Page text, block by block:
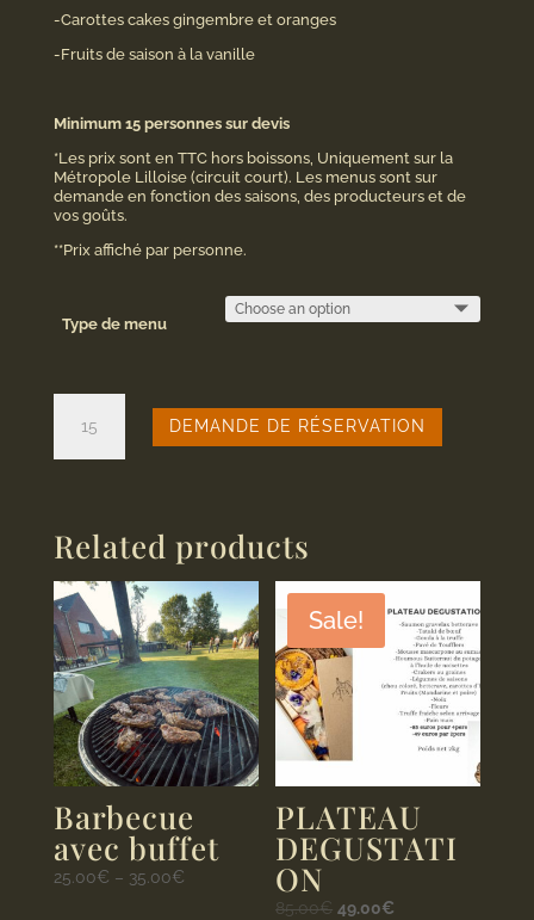
-Carottes cakes gingembre et oranges
-Fruits de saison à la vanille
Minimum 15 personnes sur devis
*Les prix sont en TTC hors boissons, Uniquement sur la
Métropole Lilloise (circuit court). Les menus sont sur
demande en fonction des saisons, des producteurs et de
vos goûts.
**Prix affiché par personne.
Type de menu
sucré
salé
DEMANDE DE RÉSERVATION
Related products
Barbecue
avec buffet
25.00€ – 35.00€
Sale!
PLATEAU
DEGUSTATI
ON
85.00€ 49.00€